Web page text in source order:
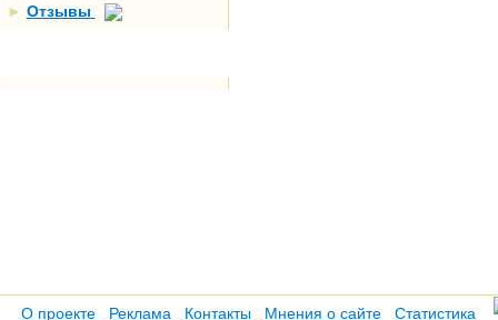
► Отзывы
О проекте Реклама Контакты Мнения о сайте
Статистика